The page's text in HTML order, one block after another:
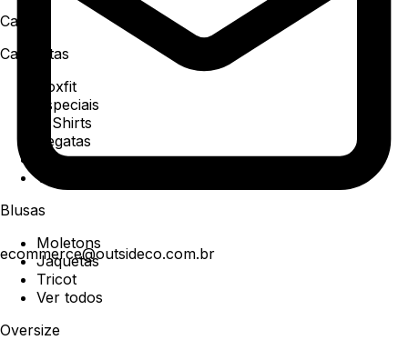
ecommerce@outsideco.com.br
Camisa
Camisetas
Boxfit
Especiais
T-Shirts
Regatas
Polo
Ver todos
Blusas
Moletons
Jaquetas
Tricot
Ver todos
Oversize